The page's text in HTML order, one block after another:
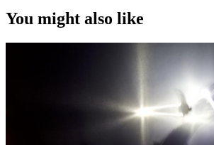
You might also like